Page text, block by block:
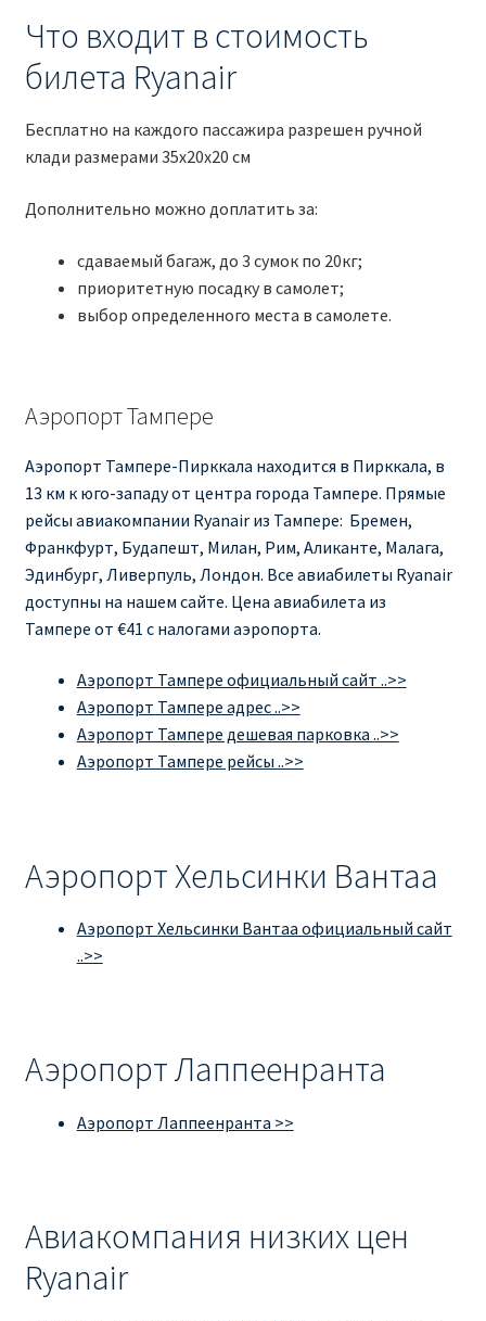
Что входит в стоимость
билета Ryanair
Бесплатно на каждого пассажира разрешен ручной
клади размерами 35x20x20 см
Дополнительно можно доплатить за:
сдаваемый багаж, до 3 сумок по 20кг;
приоритетную посадку в самолет;
выбор определенного места в самолете.
Аэропорт Тампере
Аэропорт Тампере-Пирккала находится в Пирккала, в
13 км к юго-западу от центра города Тампере. Прямые
рейсы авиакомпании Ryanair из Тампере: Бремен,
Франкфурт, Будапешт, Милан, Рим, Аликанте, Малага,
Эдинбург, Ливерпуль, Лондон. Все авиабилеты Ryanair
доступны на нашем сайте. Цена авиабилета из
Тампере от €41 с налогами аэропорта.
Аэропорт Тампере официальный сайт ..>>
Аэропорт Тампере адрес ..>>
Аэропорт Тампере дешевая парковка ..>>
Аэропорт Тампере рейсы ..>>
Аэропорт Хельсинки Вантаа
Аэропорт Хельсинки Вантаа официальный сайт
..>>
Аэропорт Лаппеенранта
Аэропорт Лаппеенранта >>
Авиакомпания низких цен
Ryanair